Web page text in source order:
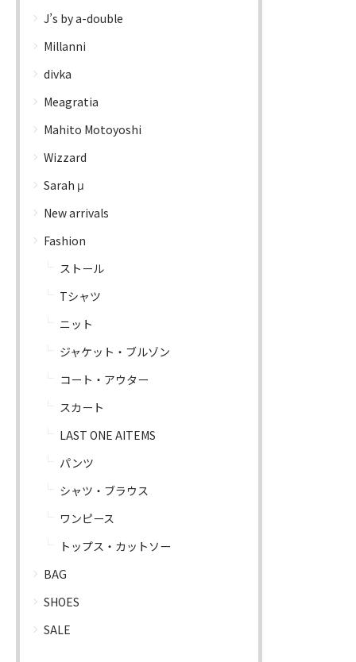
J’s by a-double
Millanni
divka
Meagratia
Mahito Motoyoshi
Wizzard
Sarah μ
New arrivals
Fashion
ストール
Tシャツ
ニット
ジャケット・ブルゾン
コート・アウター
スカート
LAST ONE AITEMS
パンツ
シャツ・ブラウス
ワンピース
トップス・カットソー
BAG
SHOES
SALE